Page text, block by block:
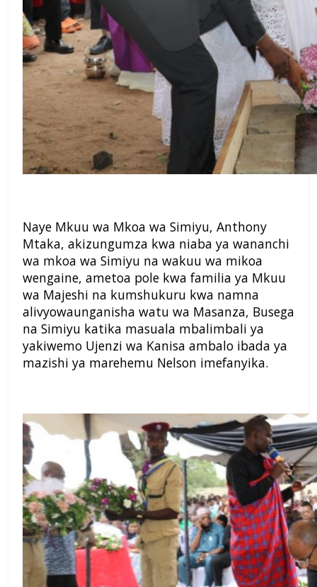
Naye Mkuu wa Mkoa wa Simiyu, Anthony
Mtaka, akizungumza kwa niaba ya wananchi
wa mkoa wa Simiyu na wakuu wa mikoa
wengaine, ametoa pole kwa familia ya Mkuu
wa Majeshi na kumshukuru kwa namna
alivyowaunganisha watu wa Masanza, Busega
na Simiyu katika masuala mbalimbali ya
yakiwemo Ujenzi wa Kanisa ambalo ibada ya
mazishi ya marehemu Nelson imefanyika.